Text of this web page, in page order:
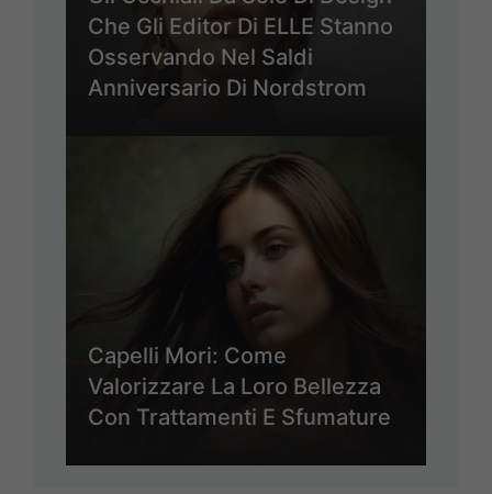
Che Gli Editor Di ELLE Stanno
Osservando Nel Saldi
Anniversario Di Nordstrom
Capelli Mori: Come
Valorizzare La Loro Bellezza
Con Trattamenti E Sfumature